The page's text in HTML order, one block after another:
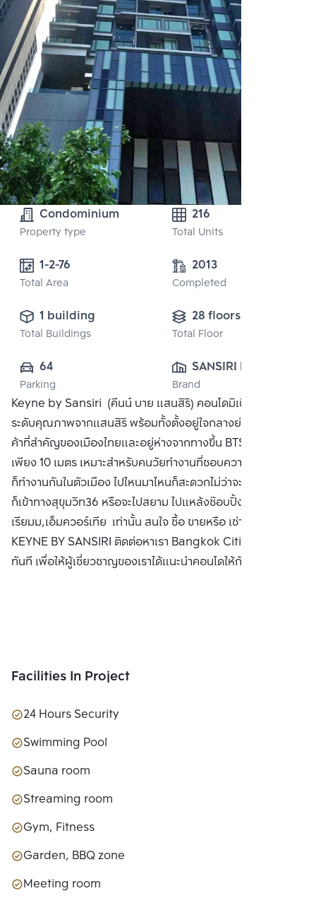
Condominium
Property type
216
Total Units
1-2-76
Total Area
2013
Completed
1 building
Total Buildings
28 floors
Total Floor
64
Parking
SANSIRI PUBLIC
CO., LTD.
Brand
Keyne by Sansiri (คีนน์ บาย แสนสิริ) คอนโดมิเนียมพร้อมอยู่
ระดับคุณภาพจากแสนสิริ พร้อมทั้งตั้งอยู่ใจกลางย่านธุรกิจการ
ค้าที่สำคัญของเมืองไทยและอยู่ห่างจากทางขึ้น BTS ทองหล่อ
เพียง 10 เมตร เหมาะสำหรับคนวัยทำงานที่ชอบความสะดวกแล้ว
ก็ทำงานกันในตัวเมือง ไปไหนมาไหนก็สะดวกไม่ว่าจะเป็นพระราม4
ก็เข้าทางสุขุมวิท36 หรือจะไปสยาม ไปแหล้งช๊อบปิ้งอย่าง เอ็มโพ
เรียมม,เอ็มควอร์เทีย เท่านั้น สนใจ ซื้อ ขายหรือ เช่า คอนโด
KEYNE BY SANSIRI ติดต่อหาเรา Bangkok CitiSmart ได้
ทันที เพื่อให้ผู้เชี่ยวชาญของเราได้แนะนำคอนโดให้กับท่าน
Facilities In Project
24 Hours Security
Swimming Pool
Sauna room
Streaming room
Gym, Fitness
Garden, BBQ zone
Meeting room